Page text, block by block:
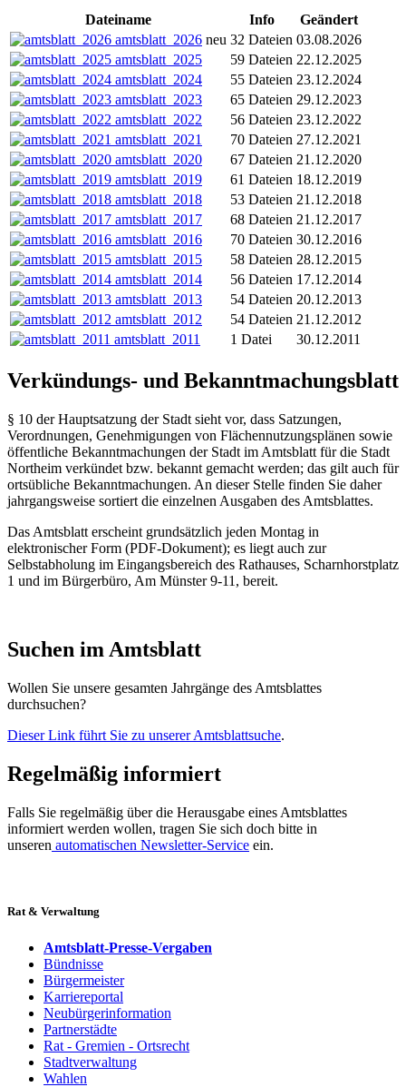
Dateiname Info
Geändert
amtsblatt_2026 neu 32 Dateien 03.08.2026
amtsblatt_2025
59 Dateien 22.12.2025
amtsblatt_2024
55 Dateien 23.12.2024
amtsblatt_2023
65 Dateien 29.12.2023
amtsblatt_2022
56 Dateien 23.12.2022
amtsblatt_2021
70 Dateien 27.12.2021
amtsblatt_2020
67 Dateien 21.12.2020
amtsblatt_2019
61 Dateien 18.12.2019
amtsblatt_2018
53 Dateien 21.12.2018
amtsblatt_2017
68 Dateien 21.12.2017
amtsblatt_2016
70 Dateien 30.12.2016
amtsblatt_2015
58 Dateien 28.12.2015
amtsblatt_2014
56 Dateien 17.12.2014
amtsblatt_2013
54 Dateien 20.12.2013
amtsblatt_2012
54 Dateien 21.12.2012
amtsblatt_2011
1 Datei 30.12.2011
Verkündungs- und Bekanntmachungsblatt
§ 10 der Hauptsatzung der Stadt sieht vor, dass Satzungen,
Verordnungen, Genehmigungen von Flächennutzungsplänen sowie
öffentliche Bekanntmachungen der Stadt im Amtsblatt für die Stadt
Northeim verkündet bzw. bekannt gemacht werden; das gilt auch für
ortsübliche Bekanntmachungen. An dieser Stelle finden Sie daher
jahrgangsweise sortiert die einzelnen Ausgaben des Amtsblattes.
Das Amtsblatt erscheint grundsätzlich jeden Montag in
elektronischer Form (PDF-Dokument); es liegt auch zur
Selbstabholung im Eingangsbereich des Rathauses, Scharnhorstplatz
1 und im Bürgerbüro, Am Münster 9-11, bereit.
Suchen im Amtsblatt
Wollen Sie unsere gesamten Jahrgänge des Amtsblattes
durchsuchen?
Dieser Link führt Sie zu unserer Amtsblattsuche.
Regelmäßig informiert
Falls Sie regelmäßig über die Herausgabe eines Amtsblattes
informiert werden wollen, tragen Sie sich doch bitte in
unseren automatischen Newsletter-Service ein.
Rat & Verwaltung
Amtsblatt-Presse-Vergaben
Bündnisse
Bürgermeister
Karriereportal
Neubürgerinformation
Partnerstädte
Rat - Gremien - Ortsrecht
Stadtverwaltung
Wahlen